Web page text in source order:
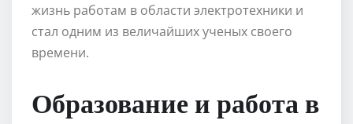
жизнь работам в области электротехники и
стал одним из величайших ученых своего
времени.
Образование и работа в